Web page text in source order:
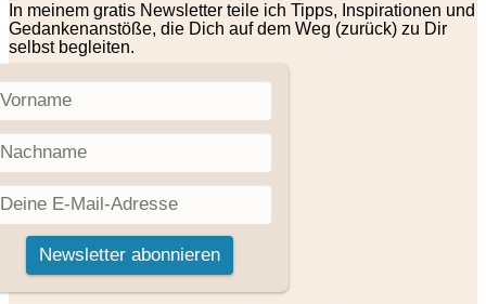
In meinem gratis Newsletter teile ich Tipps, Inspirationen und
Gedankenanstöße, die Dich auf dem Weg (zurück) zu Dir
selbst begleiten.